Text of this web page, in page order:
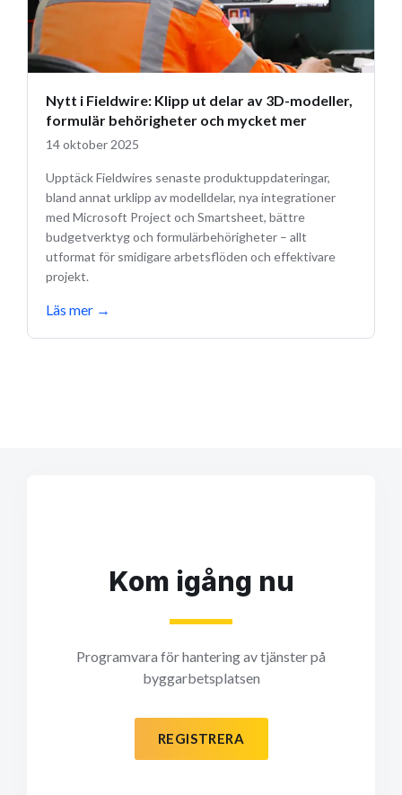
Nytt i Fieldwire: Klipp ut delar av 3D-modeller,
formulär behörigheter och mycket mer
14 oktober 2025
Upptäck Fieldwires senaste produktuppdateringar,
bland annat urklipp av modelldelar, nya integrationer
med Microsoft Project och Smartsheet, bättre
budgetverktyg och formulärbehörigheter – allt
utformat för smidigare arbetsflöden och effektivare
projekt.
Läs mer →
Kom igång nu
Programvara för hantering av tjänster på
byggarbetsplatsen
REGISTRERA